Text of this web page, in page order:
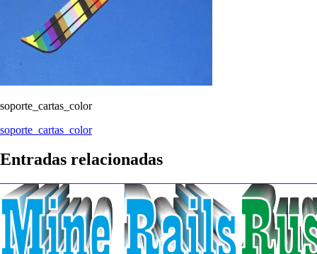
soporte_cartas_color
Navegación
de
entradas
soporte_cartas_color
Entradas relacionadas